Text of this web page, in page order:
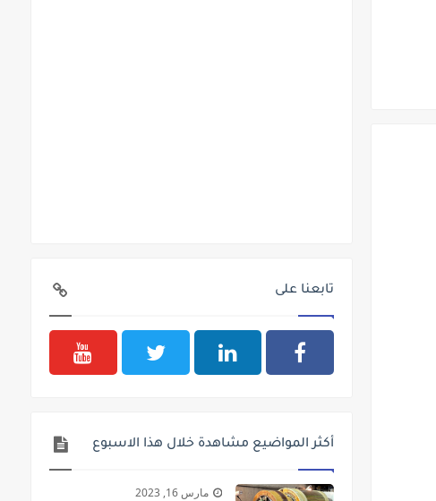
تابعنا على
أكثر المواضيع مشاهدة خلال هذا الاسبوع
مارس 16, 2023